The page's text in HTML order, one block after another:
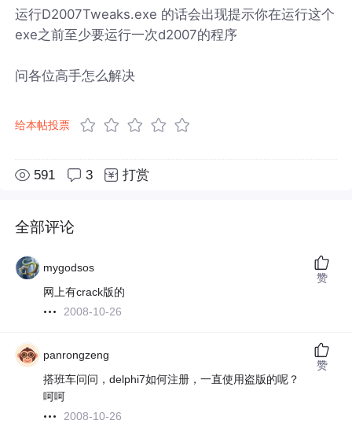
运行D2007Tweaks.exe 的话会出现提示你在运行这个
exe之前至少要运行一次d2007的程序
问各位高手怎么解决
给本帖投票
591 3 打赏
全部评论
mygodsos
网上有crack版的
2008-10-26
赞
panrongzeng
搭班车问问，delphi7如何注册，一直使用盗版的呢？
呵呵
2008-10-26
赞